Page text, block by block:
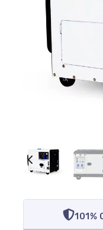
101%